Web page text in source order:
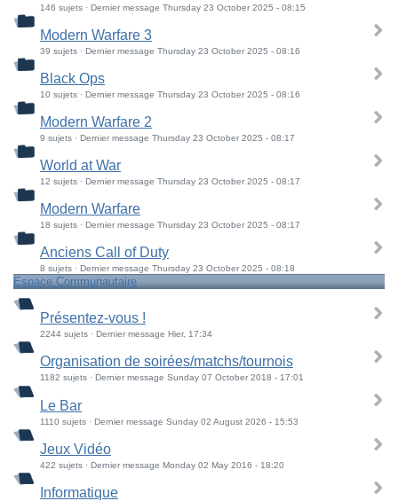
146 sujets · Dernier message Thursday 23 October 2025 - 08:15
Modern Warfare 3
39 sujets · Dernier message Thursday 23 October 2025 - 08:16
Black Ops
10 sujets · Dernier message Thursday 23 October 2025 - 08:16
Modern Warfare 2
9 sujets · Dernier message Thursday 23 October 2025 - 08:17
World at War
12 sujets · Dernier message Thursday 23 October 2025 - 08:17
Modern Warfare
18 sujets · Dernier message Thursday 23 October 2025 - 08:17
Anciens Call of Duty
8 sujets · Dernier message Thursday 23 October 2025 - 08:18
Espace Communautaire
Présentez-vous !
2244 sujets · Dernier message Hier, 17:34
Organisation de soirées/matchs/tournois
1182 sujets · Dernier message Sunday 07 October 2018 - 17:01
Le Bar
1110 sujets · Dernier message Sunday 02 August 2026 - 15:53
Jeux Vidéo
422 sujets · Dernier message Monday 02 May 2016 - 18:20
Informatique